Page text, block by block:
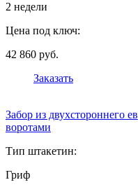
2 недели
Цена под ключ:
42 860 руб.
Заказать
Забор из двухстороннего
воротами
Тип штакетин:
Гриф